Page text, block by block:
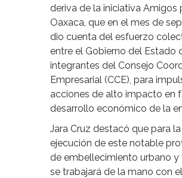
deriva de la iniciativa Amigos
Oaxaca, que en el mes de
dio cuenta del esfuerzo
entre el Gobierno del Estado
integrantes del Consejo
Empresarial (CCE), para
acciones de alto impacto en
desarrollo económico de la
Jara Cruz destacó que para la
ejecución de este notable
de embellecimiento urbano y
se trabajará de la mano con el